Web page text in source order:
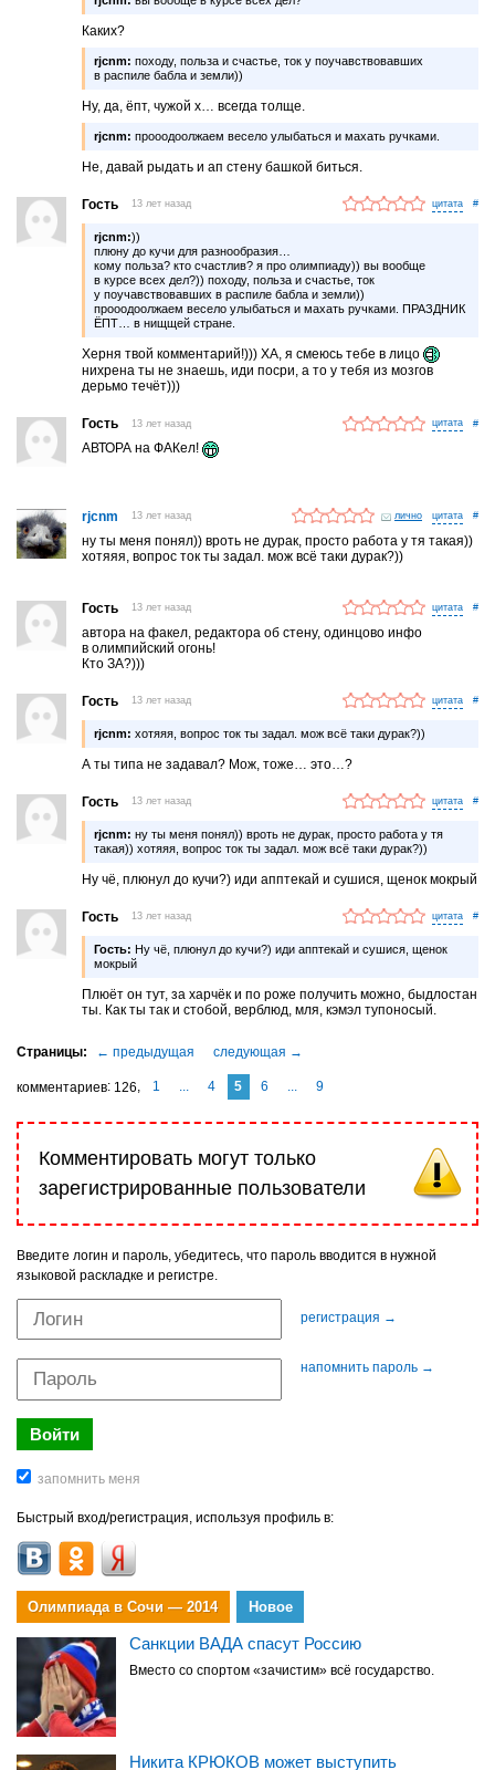
Каких?
rjcnm: походу, польза и счастье, ток у поучавствовавших
в распиле бабла и земли))
Ну, да, ёпт, чужой х… всегда толще.
rjcnm: прооодоолжаем весело улыбаться и махать ручками.
Не, давай рыдать и ап стену башкой биться.
Гость 13 лет назад #
rjcnm:))
плюну до кучи для разнообразия…
кому польза? кто счастлив? я про олимпиаду)) вы вообще
в курсе всех дел?)) походу, польза и счастье, ток
у поучавствовавших в распиле бабла и земли))
прооодоолжаем весело улыбаться и махать ручками. ПРАЗДНИК
ЁПТ… в нищщей стране.
Херня твой комментарий!))) ХА, я смеюсь тебе в лицо
нихрена ты не знаешь, иди посри, а то у тебя из мозгов
дерьмо течёт)))
Гость 13 лет назад #
АВТОРА на ФАКел!
rjcnm 13 лет назад лично #
ну ты меня понял)) вроть не дурак, просто работа у тя такая))
хотяяя, вопрос ток ты задал. мож всё таки дурак?))
Гость 13 лет назад #
автора на факел, редактора об стену, одинцово инфо
в олимпийский огонь!
Кто ЗА?)))
Гость 13 лет назад #
rjcnm: хотяяя, вопрос ток ты задал. мож всё таки дурак?))
А ты типа не задавал? Мож, тоже… это…?
Гость 13 лет назад #
rjcnm: ну ты меня понял)) вроть не дурак, просто работа у тя
такая)) хотяяя, вопрос ток ты задал. мож всё таки дурак?))
Ну чё, плюнул до кучи?) иди апптекай и сушися, щенок мокрый
Гость 13 лет назад #
Гость: Ну чё, плюнул до кучи?) иди апптекай и сушися, щенок
мокрый
Плюёт он тут, за харчёк и по роже получить можно, быдлостан
ты. Как ты так и стобой, верблюд, мля, кэмэл тупоносый.
комментариев 126 1 ... 4 5 6 ... 9
Комментировать могут только
зарегистрированные пользователи
Введите логин и пароль, убедитесь, что пароль вводится в нужной
языковой раскладке и регистре.
регистрация →
напомнить пароль →
Быстрый вход/регистрация, используя профиль в:
Олимпиада в Сочи — 2014 Новое
Санкции ВАДА спасут Россию
Вместо со спортом «зачистим» всё государство.
Никита КРЮКОВ может выступить